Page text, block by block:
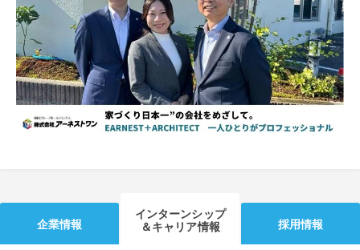
企業情報
インターンシップ
＆キャリア情報
採用情報